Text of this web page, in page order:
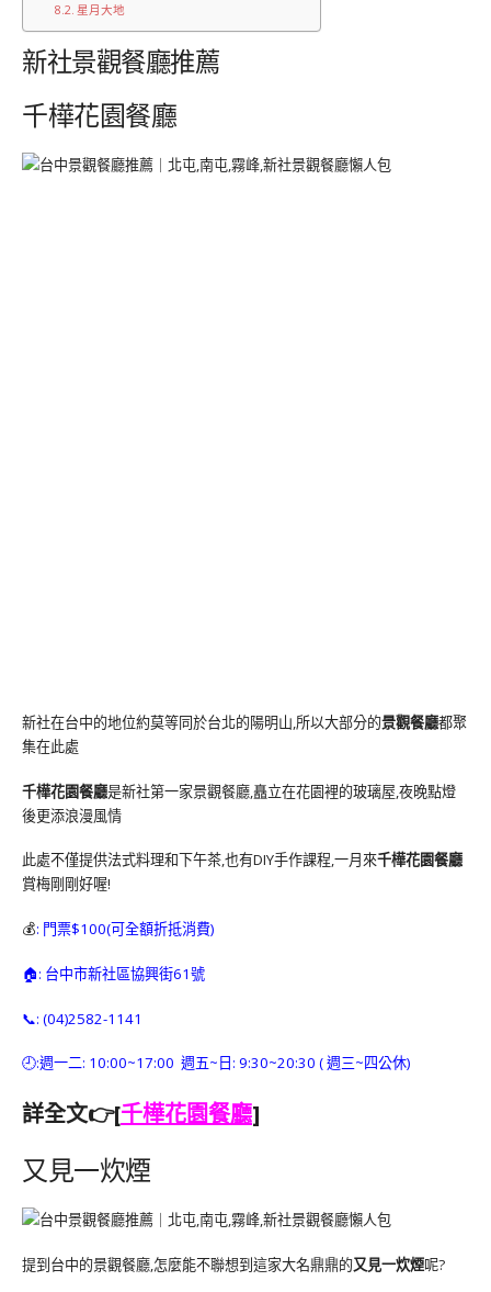
星月大地
新社景觀餐廳推薦
千樺花園餐廳
新社在台中的地位約莫等同於台北的陽明山,所以大部分的景觀餐廳都聚
集在此處
千樺花園餐廳是新社第一家景觀餐廳,矗立在花園裡的玻璃屋,夜晚點燈
後更添浪漫風情
此處不僅提供法式料理和下午茶,也有DIY手作課程,一月來千樺花園餐廳
賞梅剛剛好喔!
💰: 門票$100(可全額折抵消費)
🏠: 台中市新社區協興街61號
📞: (04)2582-1141
🕘:週一二: 10:00~17:00 週五~日: 9:30~20:30 ( 週三~四公休)
詳全文👉[千樺花園餐廳]
又見一炊煙
提到台中的景觀餐廳,怎麼能不聯想到這家大名鼎鼎的又見一炊煙呢?